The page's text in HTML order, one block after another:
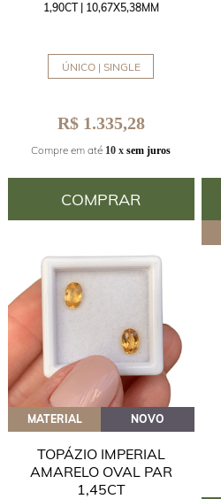
1,90CT | 10,67X5,38MM
ÚNICO | SINGLE
R$ 1.335,28
Compre em até 10 x sem juros
COMPRAR
MATERIAL NOVO
TOPÁZIO IMPERIAL
AMARELO OVAL PAR
1,45CT